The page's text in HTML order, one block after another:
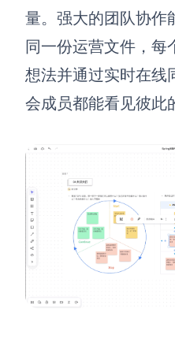
解决方案
团队协作提效
涂鸦画板
敏捷实践
在线
流
路线
ER图
量。强大的团队协作
同一份运营文件，每
想法并通过实时在线
会成员都能看见彼此